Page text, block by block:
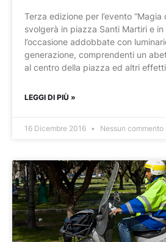
Terza edizione per l’evento “Magia
svolgerà in piazza Santi Martiri e
l’occasione addobbate con
generazione, comprendenti un
al centro della piazza ed altri
LEGGI DI PIÙ »
16 Dicembre 2016 Nessun commento